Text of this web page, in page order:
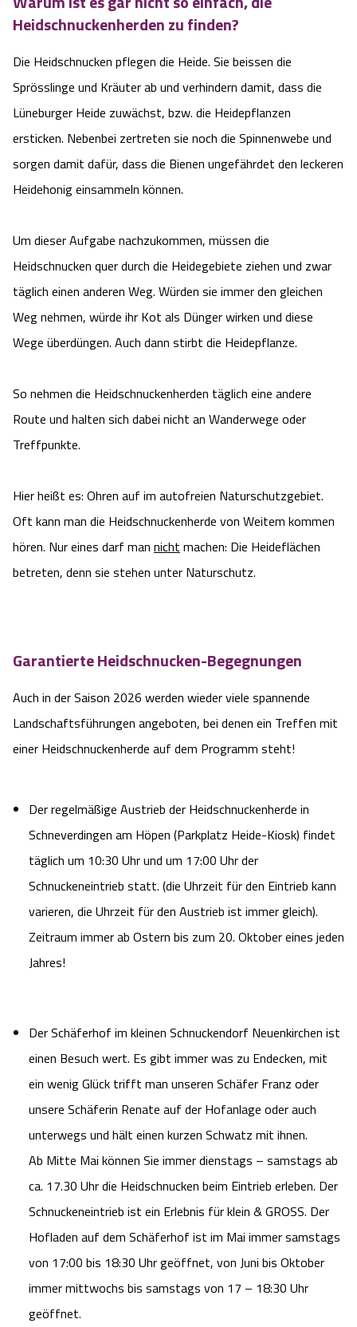
Service
Anreise
Wandern ohne Gepäck
Landschaftsführungen
Karte und GPS-Daten
Touristinformationen
Katalogbestellung
Barriere­freiheits-Einstell­ungen
Hoher Kontrast Modus:
Schriftgröße: A A A
Heidschnuckenherden zu finden?
Die Heidschnucken pflegen die Heide. Sie beissen die
Sprösslinge und Kräuter ab und verhindern damit, dass die
Lüneburger Heide zuwächst, bzw. die Heidepflanzen
ersticken. Nebenbei zertreten sie noch die Spinnenwebe und
sorgen damit dafür, dass die Bienen ungefährdet den leckeren
Heidehonig einsammeln können.
Um dieser Aufgabe nachzukommen, müssen die
Heidschnucken quer durch die Heidegebiete ziehen und zwar
täglich einen anderen Weg. Würden sie immer den gleichen
Weg nehmen, würde ihr Kot als Dünger wirken und diese
Wege überdüngen. Auch dann stirbt die Heidepflanze.
So nehmen die Heidschnuckenherden täglich eine andere
Route und halten sich dabei nicht an Wanderwege oder
Treffpunkte.
Hier heißt es: Ohren auf im autofreien Naturschutzgebiet.
Oft kann man die Heidschnuckenherde von Weitem kommen
hören. Nur eines darf man nicht machen: Die Heideflächen
betreten, denn sie stehen unter Naturschutz.
Garantierte Heidschnucken-Begegnungen
Auch in der Saison 2026 werden wieder viele spannende
Landschaftsführungen angeboten, bei denen ein Treffen mit
einer Heidschnuckenherde auf dem Programm steht!
Der regelmäßige Austrieb der Heidschnuckenherde in
Schneverdingen am Höpen (Parkplatz Heide-Kiosk) findet
täglich um 10:30 Uhr und um 17:00 Uhr der
Schnuckeneintrieb statt. (die Uhrzeit für den Eintrieb kann
varieren, die Uhrzeit für den Austrieb ist immer gleich).
Zeitraum immer ab Ostern bis zum 20. Oktober eines jeden
Jahres!
Der Schäferhof im kleinen Schnuckendorf Neuenkirchen ist
einen Besuch wert. Es gibt immer was zu Endecken, mit
ein wenig Glück trifft man unseren Schäfer Franz oder
unsere Schäferin Renate auf der Hofanlage oder auch
unterwegs und hält einen kurzen Schwatz mit ihnen.
Ab Mitte Mai können Sie immer dienstags – samstags ab
ca. 17.30 Uhr die Heidschnucken beim Eintrieb erleben. Der
Schnuckeneintrieb ist ein Erlebnis für klein & GROSS. Der
Hofladen auf dem Schäferhof ist im Mai immer samstags
von 17:00 bis 18:30 Uhr geöffnet, von Juni bis Oktober
immer mittwochs bis samstags von 17 – 18:30 Uhr
geöffnet.